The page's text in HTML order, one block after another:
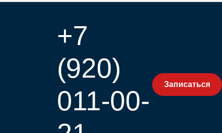
+7
(920)
011-00-
Записаться